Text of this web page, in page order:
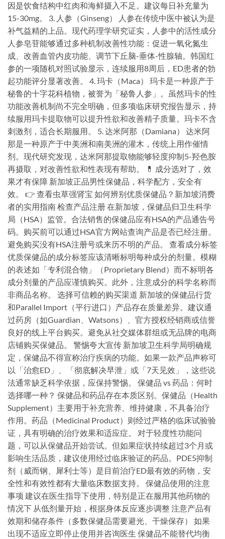
因是饮食结构中红肉和海鲜摄入不足。建议每日补充量为
15-30mg。 3. 人参（Ginseng） 人参在传统中医中被认为是
补气益精的上品。现代药理学研究证实，人参中的活性成分
人参皂苷能够通过多种机制改善性功能：促进一氧化氮生
成、改善血管内皮功能、调节下丘脑-垂体-性腺轴。韩国红
参的一项随机对照试验显示，连续服用8周后，ED患者的勃
起功能评分显著改善。 4. 玛卡（Maca） 玛卡是一种原产于
秘鲁的十字花科植物，被誉为「秘鲁人参」。虽然玛卡的性
功能改善机制尚不完全明确，但多项临床研究报告显示，持
续服用玛卡提取物可以提升性欲和改善精子质量。玛卡不含
刺激剂，适合长期服用。 5. 达米阿那（Damiana） 达米阿
那是一种原产于中美洲和南美洲的灌木，传统上用作催情
剂。现代研究发现，达米阿那提取物能够轻度抑制5-羟色胺
再摄取，对改善性欲和性表现有帮助。 💊 成分选对了，效
果才有保障 新加坡正品男性保健品，科学配方，安全有
效。 👉 查看虫草强肾宝 如何辨别优质保健品？新加坡消费
者的实用指南 检查产品注册 在新加坡，保健品归卫生科学
局（HSA）监管。合法销售的保健品应有HSA的产品通告号
码。购买前可以通过HSA官方网站查询产品是否已经注册。
避免购买没有HSA注册号或来历不明的产品。 查看成分标签
优质保健品的成分标签应该清晰标明每种成分的剂量。模糊
的表述如「专利混合物」（Proprietary Blend）而不标明各
成分剂量的产品应谨慎购买。此外，注意成分的科学名称而
非商品名称。 选择可信赖的购买渠道 新加坡的保健品行货
和Parallel Import（平行进口）产品存在质量差异。建议通
过药房（如Guardian、Watsons）、官方授权经销商或信誉
良好的线上平台购买。避免从社交媒体群组或无品牌的电商
店铺购买保健品。 警惕夸大宣传 新加坡卫生科学局明确规
定，保健品不得宣称治疗疾病的功能。如果一款产品声称可
以「治愈ED」、「彻底解决早泄」或「7天见效」，这些说
法通常缺乏科学依据，应保持警惕。 保健品 vs 药品：何时
选择哪一种？ 保健品和药品存在本质区别。保健品（Health
Supplement）主要用于补充营养、维持健康，不具备治疗
作用。药品（Medicinal Product）则经过严格的临床试验验
证，具有明确的治疗效果和适应症。 对于轻度性功能问
题，可以从保健品开始尝试。但如果症状持续超过3个月或
影响生活品质，建议使用经过临床验证的药品。PDE5抑制
剂（威而钢、犀利士等）是目前治疗ED最有效的药物，安
全性和有效性都有大量临床数据支持。 保健品使用的注意
事项 建议在医生指导下使用，特别是正在服用其他药物的
情况下 从低剂量开始，根据身体反应逐步调整 注意产品有
效期和储存条件（多数保健品需要避光、干燥保存） 如果
出现不适应立即停止使用并咨询医生 保健品不能替代均衡